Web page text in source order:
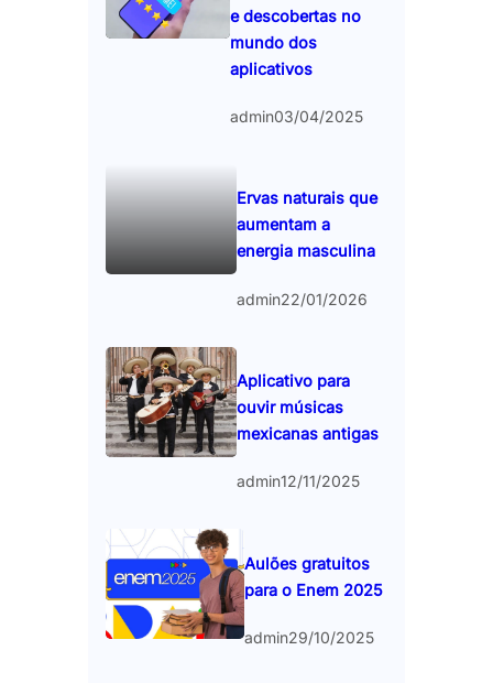
e descobertas no
mundo dos
aplicativos
admin03/04/2025
Ervas naturais que
aumentam a
energia masculina
admin22/01/2026
Aplicativo para
ouvir músicas
mexicanas antigas
admin12/11/2025
Aulões gratuitos
para o Enem 2025
admin29/10/2025